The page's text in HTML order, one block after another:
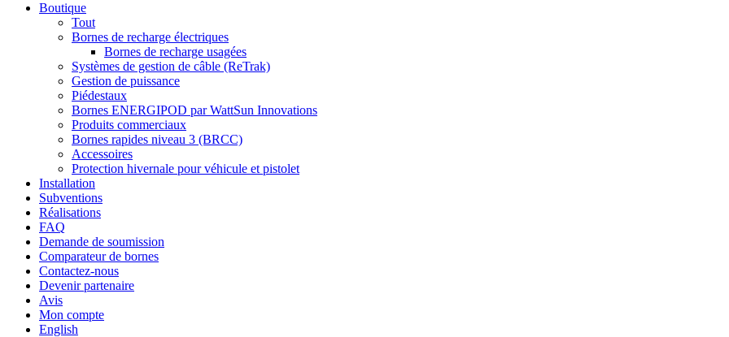
Boutique
Tout
Bornes de recharge électriques
Bornes de recharge usagées
Systèmes de gestion de câble (ReTrak)
Gestion de puissance
Piédestaux
Bornes ENERGIPOD par WattSun Innovations
Produits commerciaux
Bornes rapides niveau 3 (BRCC)
Accessoires
Protection hivernale pour véhicule et pistolet
Installation
Subventions
Réalisations
FAQ
Demande de soumission
Comparateur de bornes
Contactez-nous
Devenir partenaire
Avis
Mon compte
English